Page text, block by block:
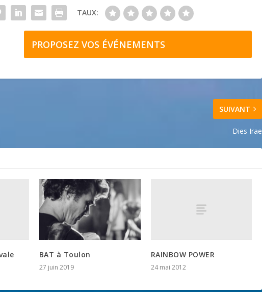
TAUX:
PROPOSEZ VOS ÉVÉNEMENTS
SUIVANT
Dies Irae
BAT à Toulon
27 juin 2019
RAINBOW POWER
24 mai 2012